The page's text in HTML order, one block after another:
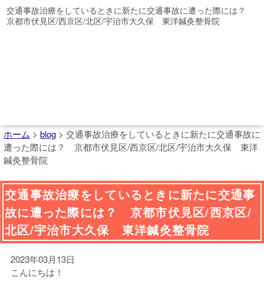
交通事故治療をしているときに新たに交通事故に遭った際には？
京都市伏見区/西京区/北区/宇治市大久保 東洋鍼灸整骨院
ホーム > blog > 交通事故治療をしているときに新たに交通事故に
遭った際には？ 京都市伏見区/西京区/北区/宇治市大久保 東洋
鍼灸整骨院
交通事故治療をしているときに新たに交通事
故に遭った際には？ 京都市伏見区/西京区/
北区/宇治市大久保 東洋鍼灸整骨院
2023年03月13日
こんにちは！